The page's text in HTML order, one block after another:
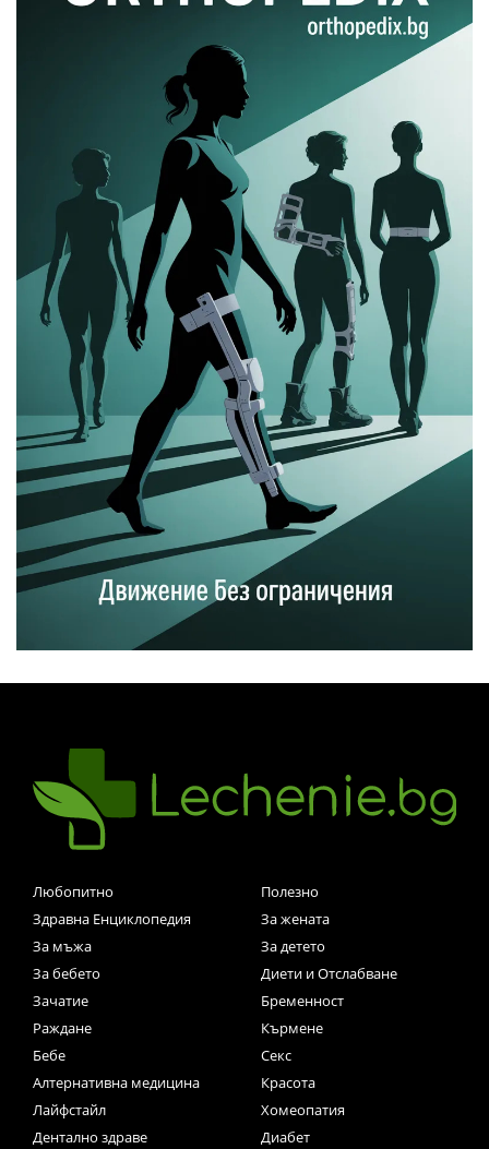
Любопитно
Полезно
Здравна Енциклопедия
За жената
За мъжа
За детето
За бебето
Диети и Отслабване
Зачатие
Бременност
Раждане
Кърмене
Бебе
Секс
Алтернативна медицина
Красота
Лайфстайл
Хомеопатия
Дентално здраве
Диабет